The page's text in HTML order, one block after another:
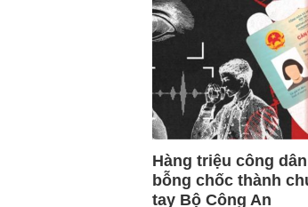
Hàng triệu công
bỗng chốc thành
tay Bộ Công An